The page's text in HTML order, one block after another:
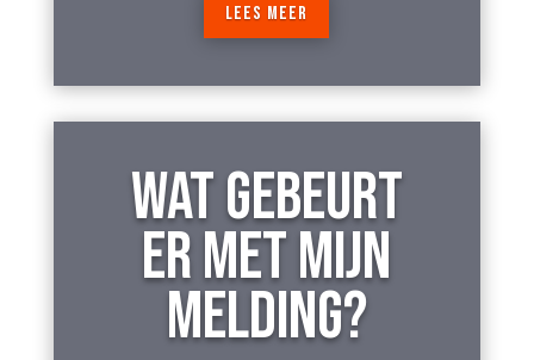
LEES MEER
WAT GEBEURT
ER MET MIJN
MELDING?